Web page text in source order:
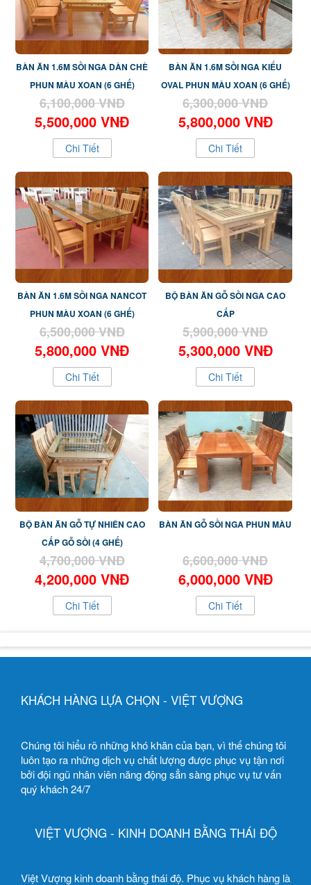
BÀN ĂN 1.6M SỒI NGA DÀN CHÈ
PHUN MÀU XOAN (6 GHẾ)
6,100,000 VNĐ
5,500,000 VNĐ
Chi Tiết
BÀN ĂN 1.6M SỒI NGA KIỂU
OVAL PHUN MÀU XOAN (6 GHẾ)
6,300,000 VNĐ
5,800,000 VNĐ
Chi Tiết
BÀN ĂN 1.6M SỒI NGA NANCOT
PHUN MÀU XOAN (6 GHẾ)
6,500,000 VNĐ
5,800,000 VNĐ
Chi Tiết
BỘ BÀN ĂN GỖ SỒI NGA CAO
CẤP
5,900,000 VNĐ
5,300,000 VNĐ
Chi Tiết
BỘ BÀN ĂN GỖ TỰ NHIÊN CAO
CẤP GỖ SỒI (4 GHẾ)
4,700,000 VNĐ
4,200,000 VNĐ
Chi Tiết
BÀN ĂN GỖ SỒI NGA PHUN MÀU
6,600,000 VNĐ
6,000,000 VNĐ
Chi Tiết
KHÁCH HÀNG LỰA CHỌN - VIỆT VƯỢNG
Chúng tôi hiểu rõ những khó khăn của bạn, vì thế chúng tôi
luôn tạo ra những dịch vụ chất lượng được phục vụ tận nơi
bởi đội ngũ nhân viên năng động sẳn sàng phục vụ tư vấn
quý khách 24/7
VIỆT VƯỢNG - KINH DOANH BẰNG THÁI ĐỘ
Việt Vượng kinh doanh bằng thái độ. Phục vụ khách hàng là